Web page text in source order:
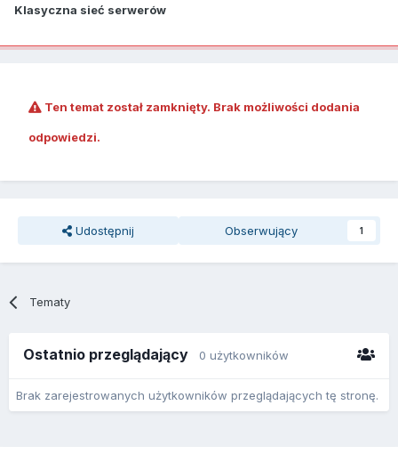
Klasyczna sieć serwerów
Ten temat został zamknięty. Brak możliwości dodania
odpowiedzi.
Udostępnij Obserwujący 1
Tematy
Ostatnio przeglądający 0 użytkowników
Brak zarejestrowanych użytkowników przeglądających tę stronę.